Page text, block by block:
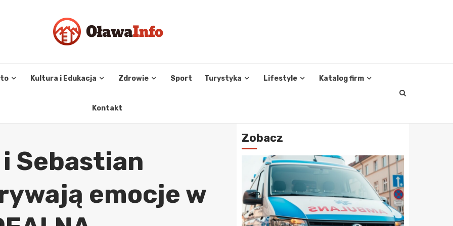
Kultura i Edukacja Zdrowie Sport Turystyka Lifestyle Katalog firm
Kontakt
Sebastian
emocje w
Zobacz